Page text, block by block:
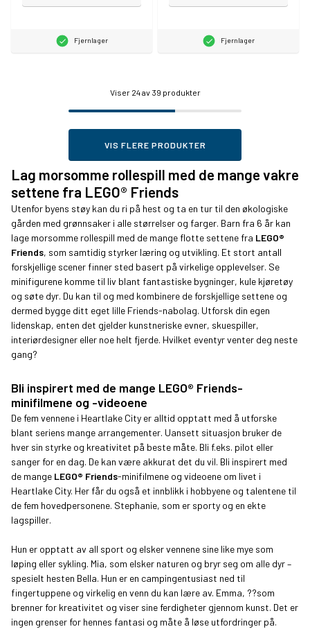
Fjernlager Fjernlager
Viser 24av 39 produkter
VIS FLERE PRODUKTER
Lag morsomme rollespill med de mange vakre
settene fra LEGO® Friends
Utenfor byens støy kan du ri på hest og ta en tur til den økologiske
gården med grønnsaker i alle størrelser og farger. Barn fra 6 år kan
lage morsomme rollespill med de mange flotte settene fra LEGO®
Friends, som samtidig styrker læring og utvikling. Et stort antall
forskjellige scener finner sted basert på virkelige opplevelser. Se
minifigurene komme til liv blant fantastiske bygninger, kule kjøretøy
og søte dyr. Du kan til og med kombinere de forskjellige settene og
dermed bygge ditt eget lille Friends-nabolag. Utforsk din egen
lidenskap, enten det gjelder kunstneriske evner, skuespiller,
interiørdesigner eller noe helt fjerde. Hvilket eventyr venter deg neste
gang?
Bli inspirert med de mange LEGO® Friends-
minifilmene og -videoene
De fem vennene i Heartlake City er alltid opptatt med å utforske
blant seriens mange arrangementer. Uansett situasjon bruker de
hver sin styrke og kreativitet på beste måte. Bli f.eks. pilot eller
sanger for en dag. De kan være akkurat det du vil. Bli inspirert med
de mange LEGO® Friends-minifilmene og videoene om livet i
Heartlake City. Her får du også et innblikk i hobbyene og talentene til
de fem hovedpersonene. Stephanie, som er sporty og en ekte
lagspiller.
Hun er opptatt av all sport og elsker vennene sine like mye som
løping eller sykling. Mia, som elsker naturen og bryr seg om alle dyr –
spesielt hesten Bella. Hun er en campingentusiast ned til
fingertuppene og virkelig en venn du kan lære av. Emma, ??som
brenner for kreativitet og viser sine ferdigheter gjennom kunst. Det er
ingen grenser for hennes fantasi og måte å løse utfordringer på.